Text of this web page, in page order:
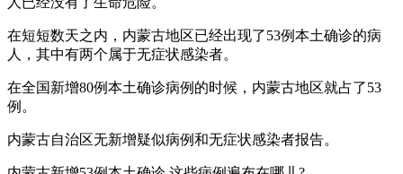
在短短数天之内，内蒙古地区已经出现了53例本土确诊的病
人，其中有两个属于无症状感染者。
在全国新增80例本土确诊病例的时候，内蒙古地区就占了53
例。
内蒙古自治区无新增疑似病例和无症状感染者报告。